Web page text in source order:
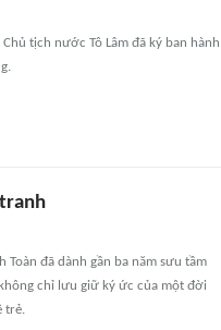
tịch nước Tô Lâm đã ký ban hành
đã dành gần ba năm sưu tầm
chỉ lưu giữ ký ức của một đời
trẻ.